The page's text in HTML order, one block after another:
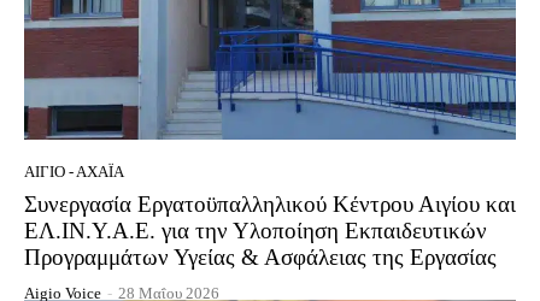
ΑΊΓΙΟ - ΑΧΑΪ́Α
Συνεργασία Εργατοϋπαλληλικού Κέντρου Αιγίου και
ΕΛ.ΙΝ.Υ.Α.Ε. για την Υλοποίηση Εκπαιδευτικών
Προγραμμάτων Υγείας & Ασφάλειας της Εργασίας
Aigio Voice - 28 Μαΐου 2026